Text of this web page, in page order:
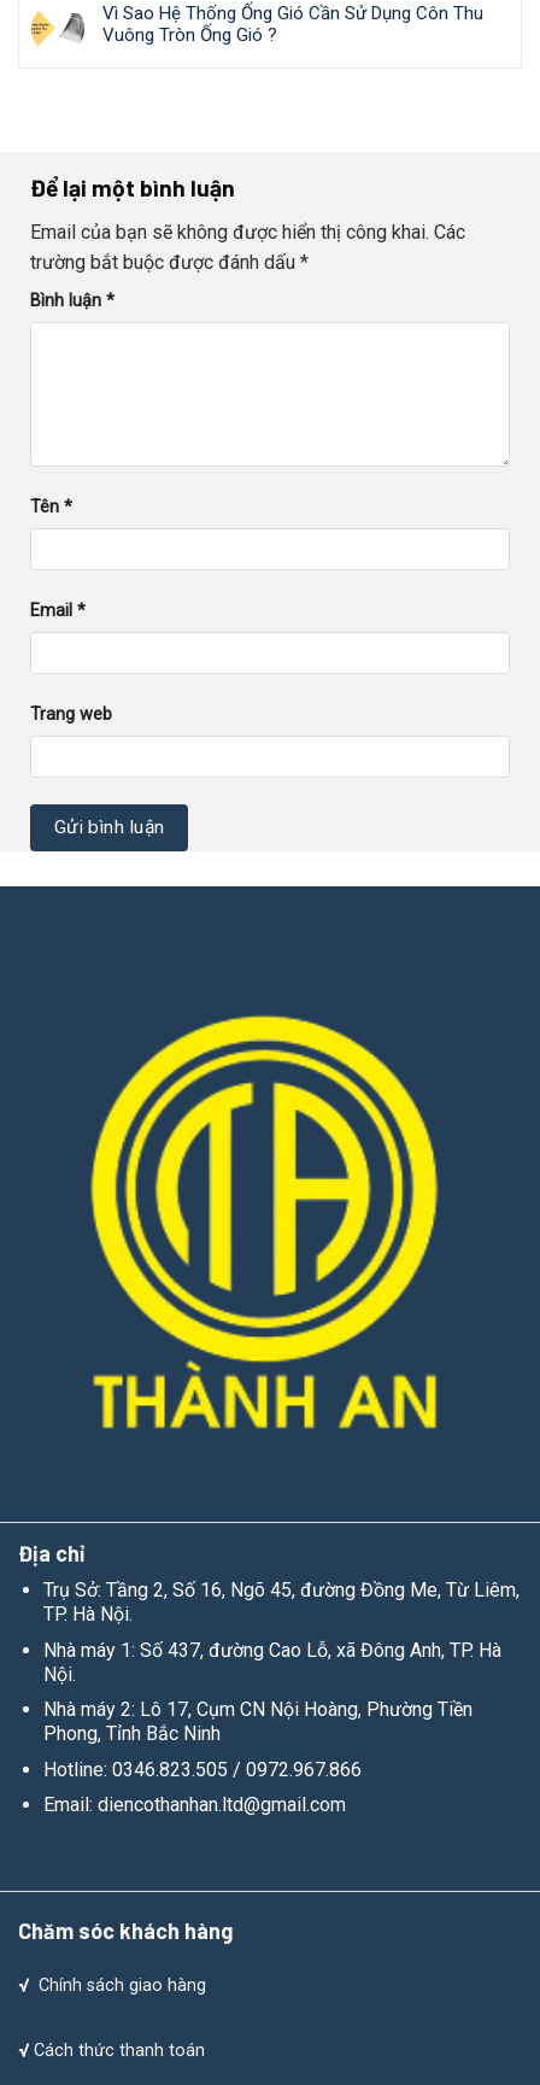
Vì Sao Hệ Thống Ống Gió Cần Sử Dụng Côn Thu
Vuông Tròn Ống Gió ?
Để lại một bình luận
Email của bạn sẽ không được hiển thị công khai. Các
trường bắt buộc được đánh dấu *
Bình luận *
Tên *
Email *
Trang web
Địa chỉ
Trụ Sở: Tầng 2, Số 16, Ngõ 45, đường Đồng Me, Từ Liêm,
TP. Hà Nội.
Nhà máy 1: Số 437, đường Cao Lỗ, xã Đông Anh, TP. Hà
Nội.
Nhà máy 2: Lô 17, Cụm CN Nội Hoàng, Phường Tiền
Phong, Tỉnh Bắc Ninh
Hotline: 0346.823.505 / 0972.967.866
Email: diencothanhan.ltd@gmail.com
Chăm sóc khách hàng
√ Chính sách giao hàng
√ Cách thức thanh toán